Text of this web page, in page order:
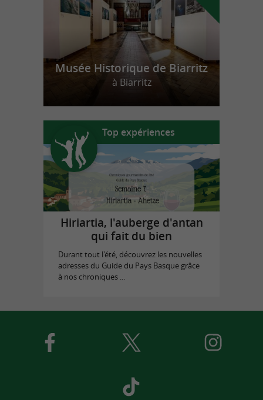
Musée Historique de Biarritz
à Biarritz
Top expériences
Hiriartia, l'auberge d'antan
qui fait du bien
Durant tout l'été, découvrez les nouvelles
adresses du Guide du Pays Basque grâce
à nos chroniques ...